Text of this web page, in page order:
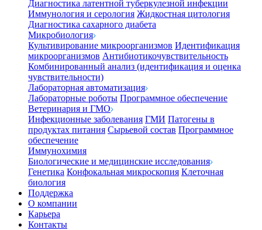
Диагностика латентной туберкулезной инфекции
Иммунология и серология Жидкостная цитология
Диагностика сахарного диабета
Микробиология
Культивирование микроорганизмов Идентификация
микроорганизмов Антибиотикочувствительность
Комбинированный анализ (идентификация и оценка
чувствительности)
Лабораторная автоматизация
Лабораторные роботы Программное обеспечение
Ветеринария и ГМО
Инфекционные заболевания ГМИ Патогены в
продуктах питания Сырьевой состав Программное
обеспечение
Иммунохимия
Биологические и медицинские исследования
Генетика Конфокальная микроскопия Клеточная
биология
Поддержка
О компании
Карьера
Контакты